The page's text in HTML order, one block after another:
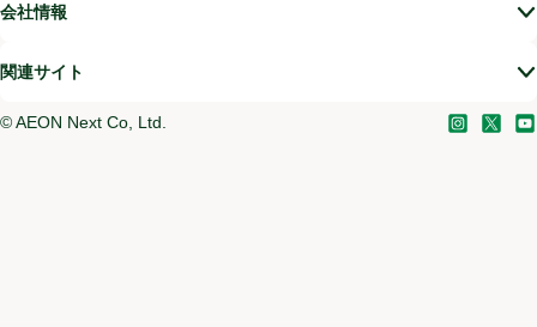
会社情報
関連サイト
©AEON Next Co, Ltd. Instagram
(新しい
X (